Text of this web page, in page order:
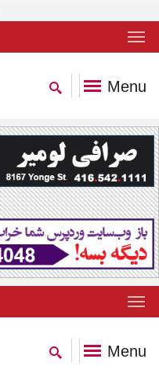
Menu
Menu